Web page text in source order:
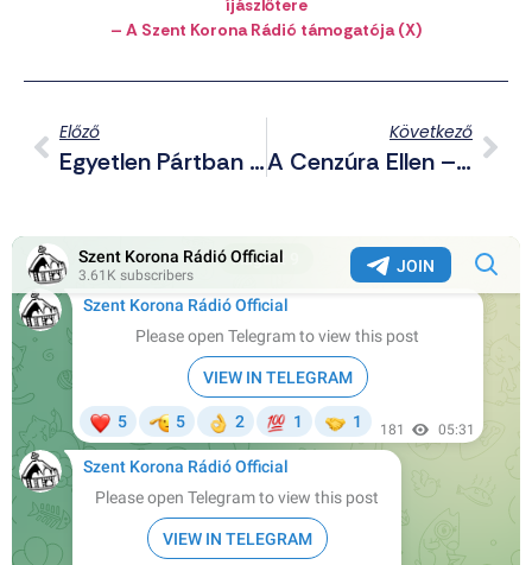
íjászlőtere
– A Szent Korona Rádió támogatója (X)
Előző
Egyetlen Pártban Egyesül Az Összes Felvidéki Magyar Párt
Következő
A Cenzúra Ellen – Telegramon Is Elérhető A Vármegye